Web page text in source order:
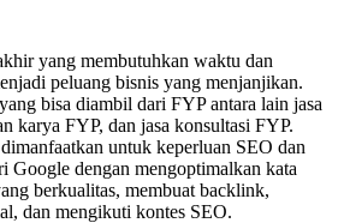
yang membutuhkan waktu dan
peluang bisnis yang menjanjikan.
bisa diambil dari FYP antara lain jasa
karya FYP, dan jasa konsultasi FYP.
untuk keperluan SEO dan
Google dengan mengoptimalkan kata
berkualitas, membuat backlink,
dan mengikuti kontes SEO.